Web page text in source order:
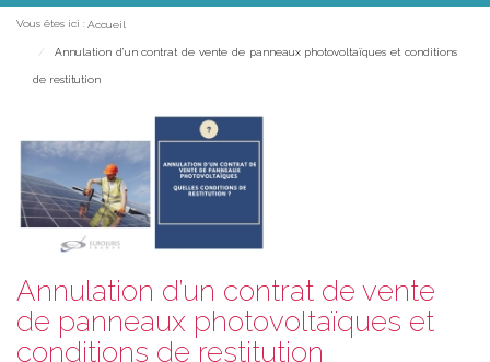
le
Vous êtes ici : Accueil
Annulation d’un contrat de vente de panneaux photovoltaïques et conditions
de restitution
Annulation d’un contrat de vente
de panneaux photovoltaïques et
conditions de restitution